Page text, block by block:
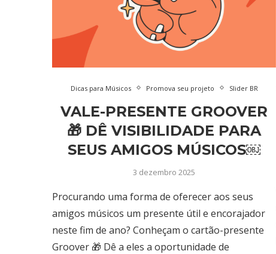
Dicas para Músicos Promova seu projeto Slider BR
VALE-PRESENTE GROOVER
🎁 DÊ VISIBILIDADE PARA
SEUS AMIGOS MÚSICOS￼
3 dezembro 2025
Procurando uma forma de oferecer aos seus
amigos músicos um presente útil e encorajador
neste fim de ano? Conheçam o cartão-presente
Groover 🎁 Dê a eles a oportunidade de